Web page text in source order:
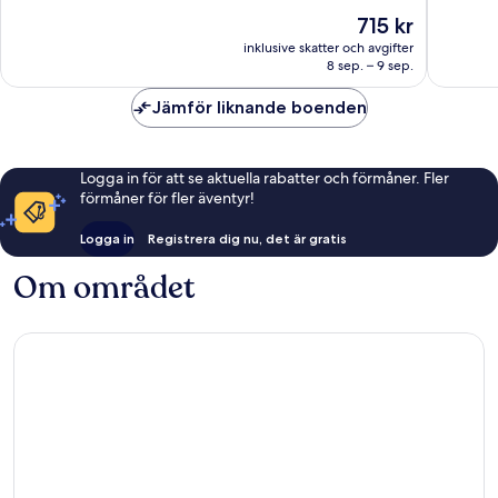
Priset
är
715 kr
715 kr
inklusive skatter och avgifter
8 sep. – 9 sep.
Jämför liknande boenden
Logga in för att se aktuella rabatter och förmåner. Fler
förmåner för fler äventyr!
Logga in Registrera dig nu, det är gratis
Om området